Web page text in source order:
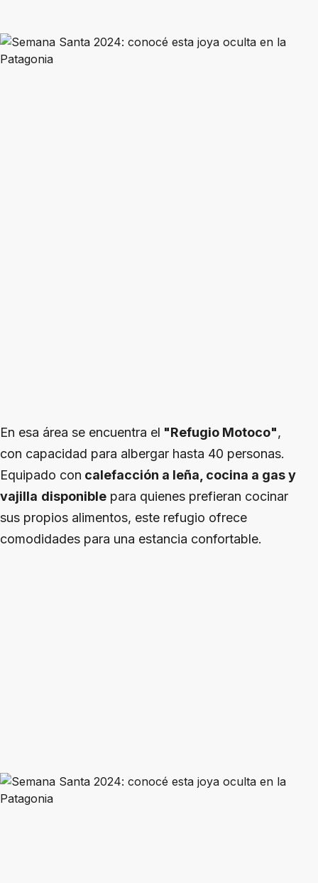
En esa área se encuentra el "Refugio Motoco",
con capacidad para albergar hasta 40 personas.
Equipado con calefacción a leña, cocina a gas y
vajilla disponible para quienes prefieran cocinar
sus propios alimentos, este refugio ofrece
comodidades para una estancia confortable.